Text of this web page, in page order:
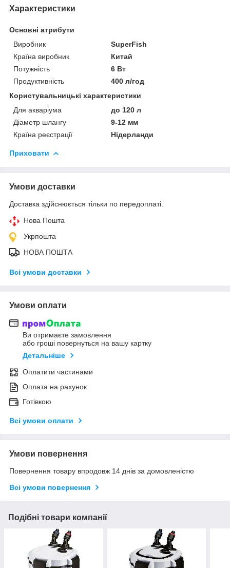
Характеристики
Основні атрибути
Виробник
SuperFish
Країна виробник
Китай
Потужність
6 Вт
Продуктивність
400 л/год
Користувальницькі характеристики
Для акваріума
до 120 л
Діаметр шлангу
9-12 мм
Країна реєстрації
Нідерланди
Приховати
Умови доставки
Доставка здійснюється тільки по передоплаті.
Нова Пошта
Укрпошта
НОВА ПОШТА
Всі умови доставки
Умови оплати
Ви отримаєте замовлення
або гроші повернуться на вашу картку
Детальніше
Оплатити частинами
Оплата на рахунок
Готівкою
Всі умови оплати
Умови повернення
Повернення товару впродовж 14 днів за домовленістю
Всі умови повернення
Подібні товари компанії